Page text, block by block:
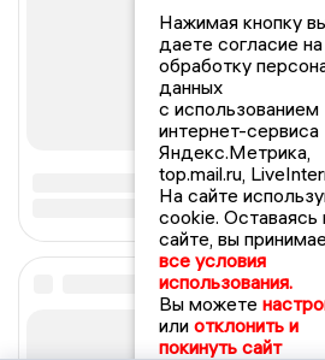
Нажимая кнопку
даете согласие на
обработку
данных
с использованием
интернет-сервиса
Яндекс.Метрика,
top.mail.ru,
На сайте
cookie. Оставаясь
сайте, вы
все условия
использования.
Вы можете
или отклонить и
покинуть сайт